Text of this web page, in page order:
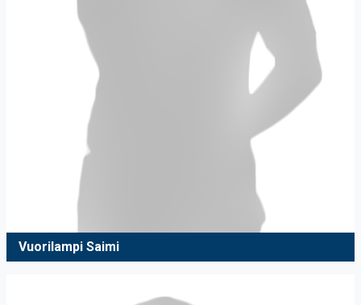
Vuorilampi Saimi